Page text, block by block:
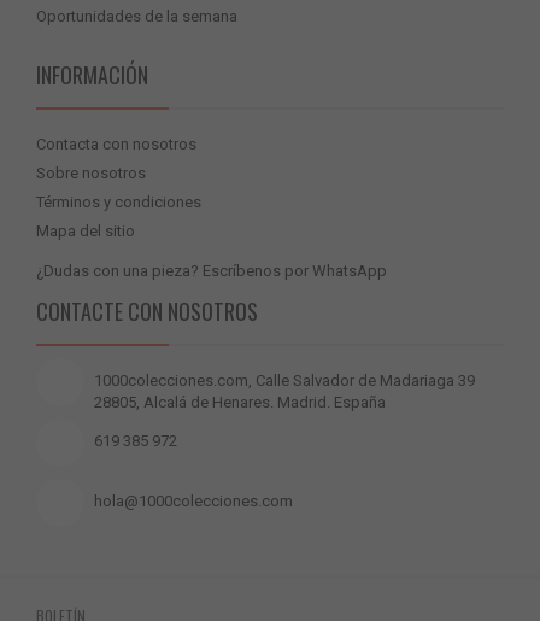
Oportunidades de la semana
INFORMACIÓN
Contacta con nosotros
Sobre nosotros
Términos y condiciones
Mapa del sitio
¿Dudas con una pieza? Escríbenos por WhatsApp
CONTACTE CON NOSOTROS
1000colecciones.com, Calle Salvador de Madariaga 39
28805, Alcalá de Henares. Madrid. España
619 385 972
hola@1000colecciones.com
BOLETÍN